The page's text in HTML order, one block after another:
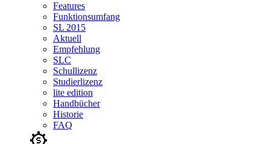
Features
Funktionsumfang
SL 2015
Aktuell
Empfehlung
SLC
Schullizenz
Studierlizenz
lite edition
Handbücher
Historie
FAQ